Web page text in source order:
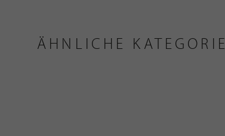
ÄHNLICHE KATEGORIE